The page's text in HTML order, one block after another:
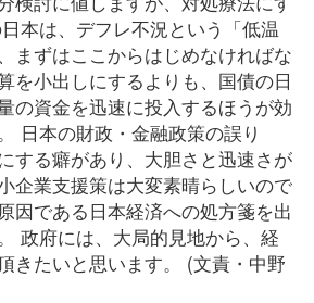
本は、デフレ不況という「低温
まずはここからはじめなければな
を小出しにするよりも、国債の日
の資金を迅速に投入するほうが効
日本の財政・金融政策の誤り
する癖があり、大胆さと迅速さが
企業支援策は大変素晴らしいので
因である日本経済への処方箋を出
政府には、大局的見地から、経
きたいと思います。 (文責・中野